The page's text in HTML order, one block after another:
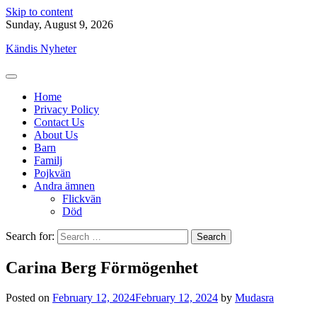
Skip to content
Sunday, August 9, 2026
Kändis Nyheter
Home
Privacy Policy
Contact Us
About Us
Barn
Familj
Pojkvän
Andra ämnen
Flickvän
Död
Search for:
Carina Berg Förmögenhet
Posted on February 12, 2024February 12, 2024 by Mudasra